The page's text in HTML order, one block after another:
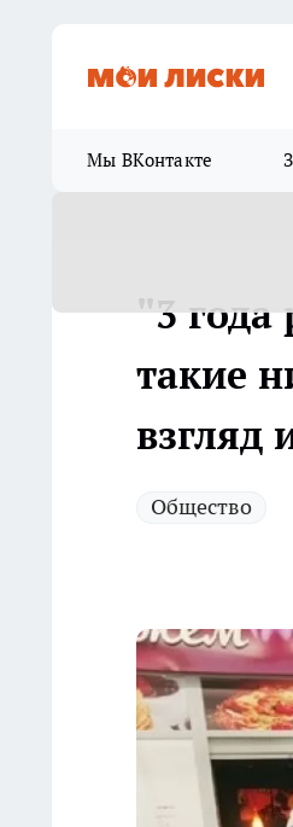
Мы ВКонтакте
"3 года
такие
взгляд
Общество